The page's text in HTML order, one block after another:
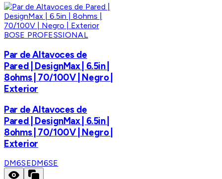
BOSE PROFESSIONAL
Par de Altavoces de
Pared | DesignMax | 6.5in |
8ohms | 70/100V | Negro |
Exterior
Par de Altavoces de
Pared | DesignMax | 6.5in |
8ohms | 70/100V | Negro |
Exterior
DM6SEDM6SE